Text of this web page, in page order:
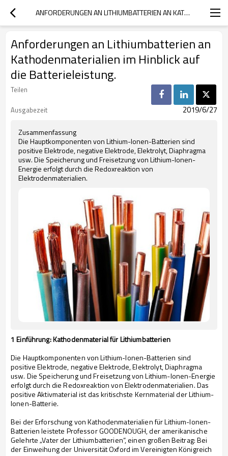
ANFORDERUNGEN AN LITHIUMBATTERIEN AN KATHODENMATERIALIEN IM HINBLICK AUF DIE BATTERIELEISTUNG.
Anforderungen an Lithiumbatterien an
Kathodenmaterialien im Hinblick auf
die Batterieleistung.
Teilen
Ausgabezeit
2019/6/27
Zusammenfassung
Die Hauptkomponenten von Lithium-Ionen-Batterien sind
positive Elektrode, negative Elektrode, Elektrolyt, Diaphragma
usw. Die Speicherung und Freisetzung von Lithium-Ionen-
Energie erfolgt durch die Redoxreaktion von
Elektrodenmaterialien.
1 Einführung: Kathodenmaterial für Lithiumbatterien
Die Hauptkomponenten von Lithium-Ionen-Batterien sind
positive Elektrode, negative Elektrode, Elektrolyt, Diaphragma
usw. Die Speicherung und Freisetzung von Lithium-Ionen-Energie
erfolgt durch die Redoxreaktion von Elektrodenmaterialien. Das
positive Aktivmaterial ist das kritischste Kernmaterial der Lithium-
Ionen-Batterie.
Bei der Erforschung von Kathodenmaterialien für Lithium-Ionen-
Batterien leistete Professor GOODENOUGH, der amerikanische
Gelehrte „Vater der Lithiumbatterien“, einen großen Beitrag: Bei
der Einweihung der Universität Oxford im Vereinigten Königreich